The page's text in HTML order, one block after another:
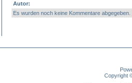
Autor:
Es wurden noch keine Kommentare abgegeben.
Copyright